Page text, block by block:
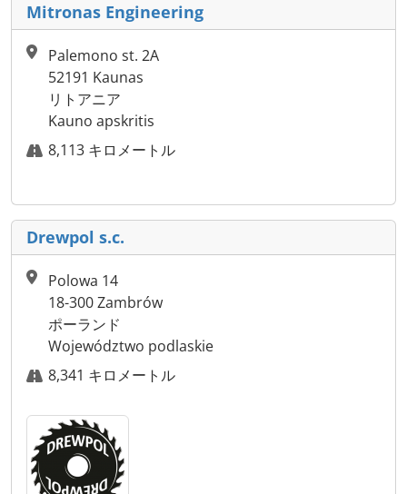
Mitronas Engineering
Palemono st. 2A
52191 Kaunas
リトアニア
Kauno apskritis
8,113 キロメートル
Drewpol s.c.
Polowa 14
18-300 Zambrów
ポーランド
Województwo podlaskie
8,341 キロメートル